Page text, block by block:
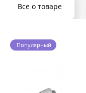
Все о товаре
Популярный